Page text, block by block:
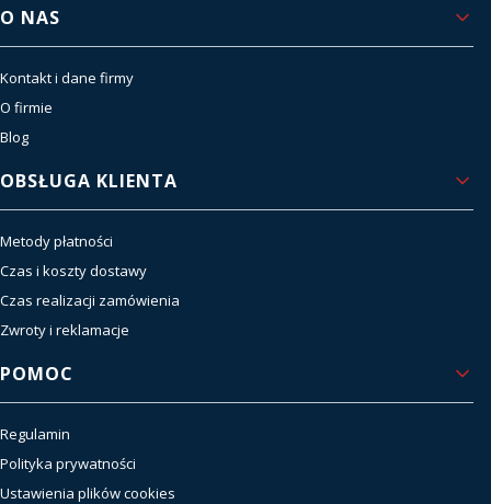
Linki w stopce
O NAS
Kontakt i dane firmy
O firmie
Blog
OBSŁUGA KLIENTA
Metody płatności
Czas i koszty dostawy
Czas realizacji zamówienia
Zwroty i reklamacje
POMOC
Regulamin
Polityka prywatności
Ustawienia plików cookies